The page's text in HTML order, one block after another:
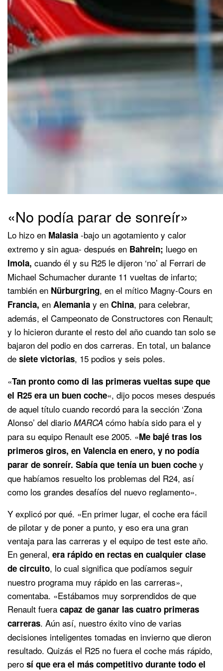
«No podía parar de sonreír»
Lo hizo en Malasia -bajo un agotamiento y calor
extremo y sin agua- después en Bahrein; luego en
Imola, cuando él y su R25 le dijeron ‘no’ al Ferrari de
Michael Schumacher durante 11 vueltas de infarto;
también en Nürburgring, en el mítico Magny-Cours en
Francia, en Alemania y en China, para celebrar,
además, el Campeonato de Constructores con Renault;
y lo hicieron durante el resto del año cuando tan solo se
bajaron del podio en dos carreras. En total, un balance
de siete victorias, 15 podios y seis poles.
«Tan pronto como di las primeras vueltas supe que
el R25 era un buen coche«, dijo pocos meses después
de aquel título cuando recordó para la sección ‘Zona
Alonso’ del diario MARCA cómo había sido para el y
para su equipo Renault ese 2005. «Me bajé tras los
primeros giros, en Valencia en enero, y no podía
parar de sonreír. Sabía que tenía un buen coche y
que habíamos resuelto los problemas del R24, así
como los grandes desafíos del nuevo reglamento».
Y explicó por qué. «En primer lugar, el coche era fácil
de pilotar y de poner a punto, y eso era una gran
ventaja para las carreras y el equipo de test este año.
En general, era rápido en rectas en cualquier clase
de circuito, lo cual significa que podíamos seguir
nuestro programa muy rápido en las carreras»,
comentaba. «Estábamos muy sorprendidos de que
Renault fuera capaz de ganar las cuatro primeras
carreras. Aún así, nuestro éxito vino de varias
decisiones inteligentes tomadas en invierno que dieron
resultado. Quizás el R25 no fuera el coche más rápido,
pero sí que era el más competitivo durante todo el